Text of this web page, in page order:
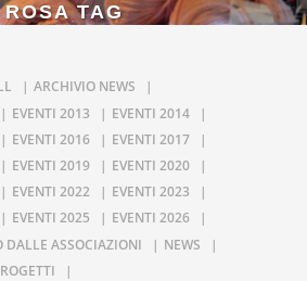
ROSA TAG
ARCHIVIO NEWS
EVENTI 2013
EVENTI 2014
EVENTI 2016
EVENTI 2017
EVENTI 2019
EVENTI 2020
EVENTI 2022
EVENTI 2023
EVENTI 2025
EVENTI 2026
DALLE ASSOCIAZIONI
NEWS